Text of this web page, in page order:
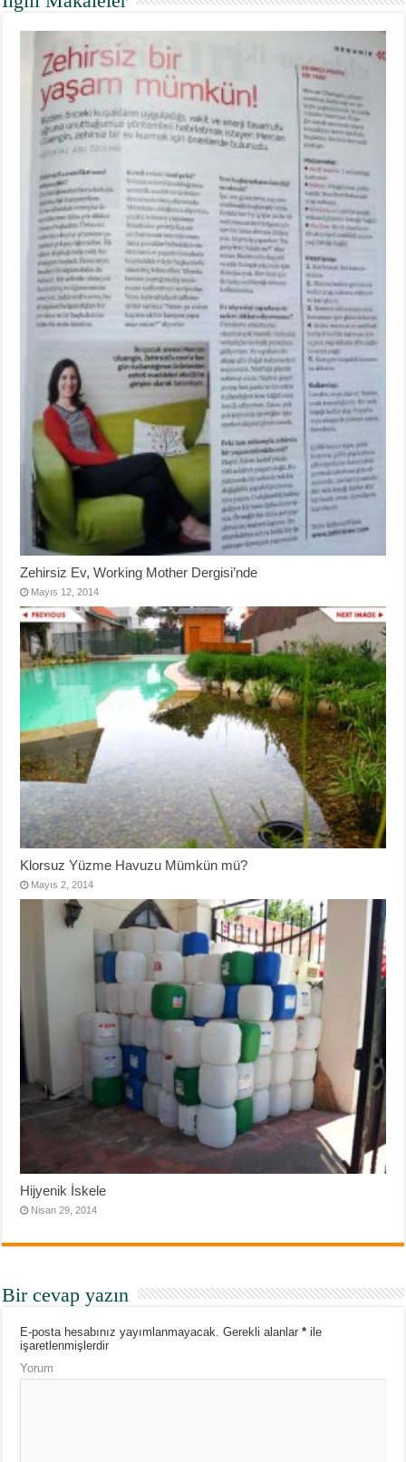
Zehirsiz Ev, Working Mother Dergisi’nde
Mayıs 12, 2014
Klorsuz Yüzme Havuzu Mümkün mü?
Mayıs 2, 2014
Hijyenik İskele
Nisan 29, 2014
Bir cevap yazın
E-posta hesabınız yayımlanmayacak. Gerekli alanlar* ile
işaretlenmişlerdir
Yorum